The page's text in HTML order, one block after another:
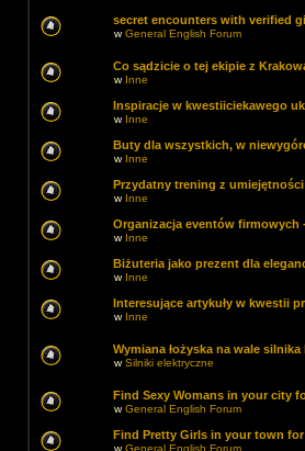
secret encounters with verified
wGeneral English Forum
Co sądzicie o tej ekipie z
w Inne
Inspiracje w kwestiiciekawego
w Inne
Buty dla wszystkich, w
w Inne
Przydatny trening z umiejętności
w Inne
Organizacja eventów firmowych
w Inne
Biżuteria jako prezent dla
w Inne
Interesujące artykuły w kwestii
w Inne
Wymiana łożyska na wale
wSilniki elektryczne
Find Sexy Womans in your city
wGeneral English Forum
Find Pretty Girls in your town
wGeneral English Forum